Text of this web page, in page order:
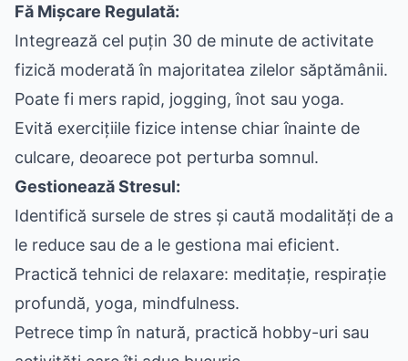
Fă Mișcare Regulată:
Integrează cel puțin 30 de minute de activitate
fizică moderată în majoritatea zilelor săptămânii.
Poate fi mers rapid, jogging, înot sau yoga.
Evită exercițiile fizice intense chiar înainte de
culcare, deoarece pot perturba somnul.
Gestionează Stresul:
Identifică sursele de stres și caută modalități de a
le reduce sau de a le gestiona mai eficient.
Practică tehnici de relaxare: meditație, respirație
profundă, yoga, mindfulness.
Petrece timp în natură, practică hobby-uri sau